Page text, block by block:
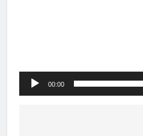
00:00